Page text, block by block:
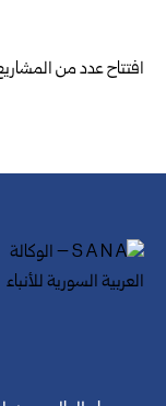
افتتاح عدد من